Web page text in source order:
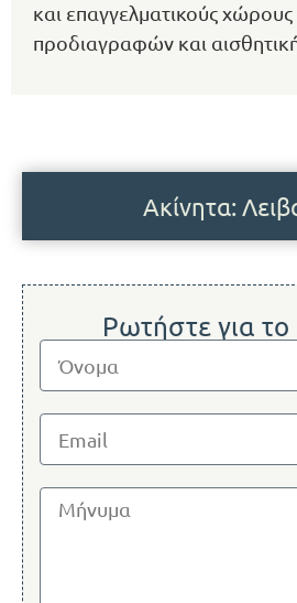
και επαγγελματικούς
προδιαγραφών και
Ακίνητα:
Ρωτήστε για το